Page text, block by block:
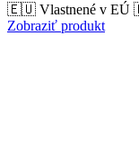
🇪🇺 Vlastnené v EÚ
Zobraziť produkt